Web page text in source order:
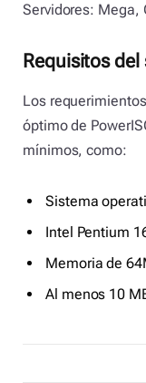
Servidores: Mega,
Requisitos del
Los
óptimo de
mínimos, como:
Sistema
Intel Pentium
Memoria de
Al menos 10